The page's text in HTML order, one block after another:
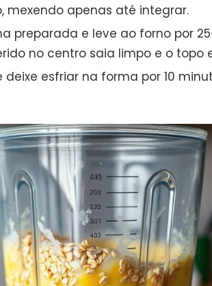
mexendo apenas até integrar.
preparada e leve ao forno por
no centro saia limpo e o topo
deixe esfriar na forma por 10